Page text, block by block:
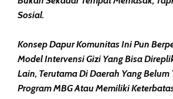
Sosial.
Konsep Dapur Komunitas Ini Pun
Model Intervensi Gizi Yang Bisa
Lain, Terutama Di Daerah Yang Belum
Program MBG Atau Memiliki